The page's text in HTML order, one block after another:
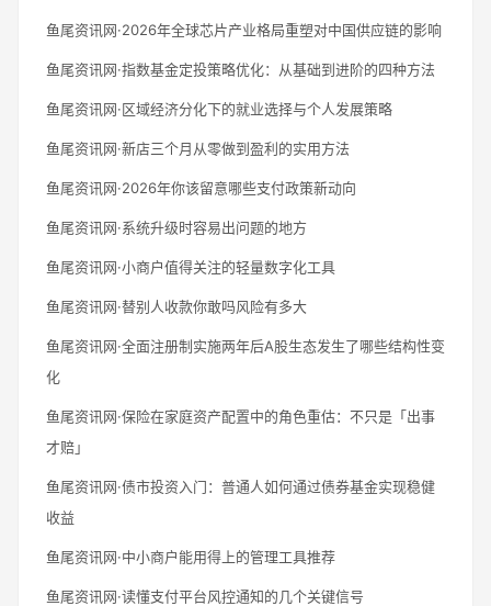
鱼尾资讯网·2026年全球芯片产业格局重塑对中国供应链的影响
鱼尾资讯网·指数基金定投策略优化：从基础到进阶的四种方法
鱼尾资讯网·区域经济分化下的就业选择与个人发展策略
鱼尾资讯网·新店三个月从零做到盈利的实用方法
鱼尾资讯网·2026年你该留意哪些支付政策新动向
鱼尾资讯网·系统升级时容易出问题的地方
鱼尾资讯网·小商户值得关注的轻量数字化工具
鱼尾资讯网·替别人收款你敢吗风险有多大
鱼尾资讯网·全面注册制实施两年后A股生态发生了哪些结构性变
化
鱼尾资讯网·保险在家庭资产配置中的角色重估：不只是「出事
才赔」
鱼尾资讯网·债市投资入门：普通人如何通过债券基金实现稳健
收益
鱼尾资讯网·中小商户能用得上的管理工具推荐
鱼尾资讯网·读懂支付平台风控通知的几个关键信号